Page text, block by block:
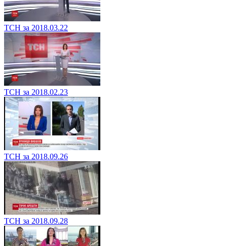
ТСН за 2018.03.22
ТСН за 2018.02.23
ТСН за 2018.09.26
ТСН за 2018.09.28